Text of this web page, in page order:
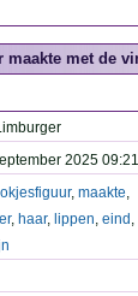
maakte met de
2025 09:21
, maakte,
, haar, lippen, eind ,